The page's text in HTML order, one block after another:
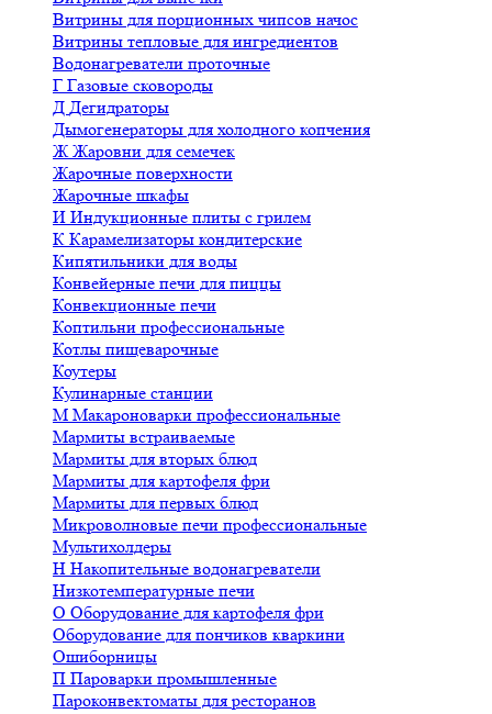
Витрины для порционных чипсов начос
Витрины тепловые для ингредиентов
Водонагреватели проточные
Г Газовые сковороды
Д Дегидраторы
Дымогенераторы для холодного копчения
ЖЖаровни для семечек
Жарочные поверхности
Жарочные шкафы
И Индукционные плиты с грилем
К Карамелизаторы кондитерские
Кипятильники для воды
Конвейерные печи для пиццы
Конвекционные печи
Коптильни профессиональные
Котлы пищеварочные
Коутеры
Кулинарные станции
М Макароноварки профессиональные
Мармиты встраиваемые
Мармиты для вторых блюд
Мармиты для картофеля фри
Мармиты для первых блюд
Микроволновые печи профессиональные
Мультихолдеры
Н Накопительные водонагреватели
Низкотемпературные печи
О Оборудование для картофеля фри
Оборудование для пончиков кваркини
Ошиборницы
П Пароварки промышленные
Пароконвектоматы для ресторанов